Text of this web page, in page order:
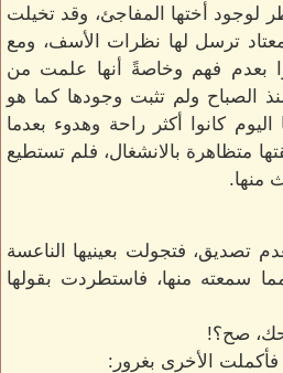
لوجود أختها المفاجئ، وقد تخيلت
ترسل لها نظرات الأسف، ومع
بعدم فهم وخاصةً أنها علمت من
الصباح ولم تثبت وجودها كما هو
اليوم كانوا أكثر راحة وهدوء بعدما
متظاهرة بالانشغال، فلم تستطيع
منها.
فتجولت بعينيها الناعسة
سمعته منها، فاستطردت بقولها
صح؟!
الأخرى بغرور: